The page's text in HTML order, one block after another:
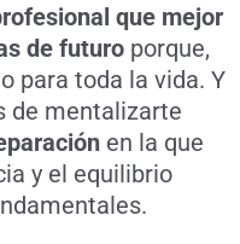
que mejor
de futuro porque,
para toda la vida. Y
de mentalizarte
en la que
y el equilibrio